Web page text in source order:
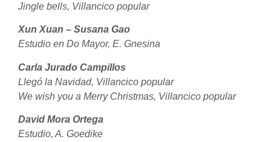
Jingle bells, Villancico popular
Xun Xuan – Susana Gao
Estudio en Do Mayor, E. Gnesina
Carla Jurado Campillos
Llegó la Navidad, Villancico popular
We wish you a Merry Christmas, Villancico popular
David Mora Ortega
Estudio, A. Goedike